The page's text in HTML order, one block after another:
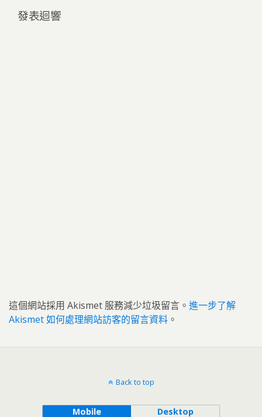
發表迴響
這個網站採用 Akismet 服務減少垃圾留言。 進一步了解
Akismet 如何處理網站訪客的留言資料 。
Back to top
Mobile Desktop